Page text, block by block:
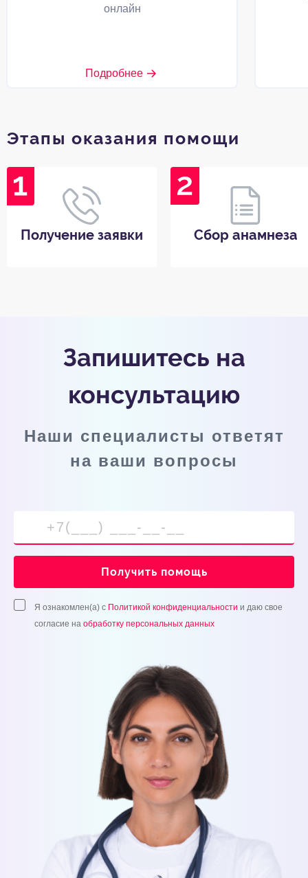
онлайн
Подробнее
Этапы оказания помощи
Получение заявки Сбор анамнеза
Запишитесь на
консультацию
Наши специалисты ответят
на ваши вопросы
Получить помощь
Я ознакомлен(а) с Политикой конфиденциальности и даю свое
согласие на обработку персональных данных